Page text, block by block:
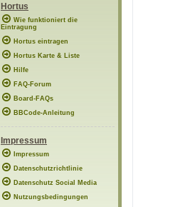
Hortus
Wie funktioniert die
Eintragung
Hortus eintragen
Hortus Karte & Liste
Hilfe
FAQ-Forum
Board-FAQs
BBCode-Anleitung
Impressum
Impressum
Datenschutzrichtlinie
Datenschutz Social Media
Nutzungsbedingungen